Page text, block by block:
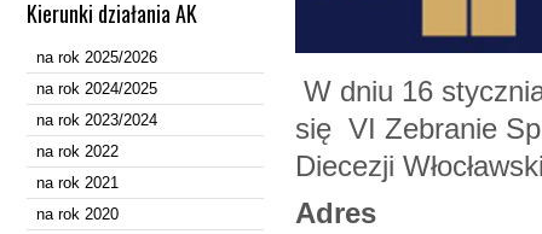
Kierunki działania AK
na rok 2025/2026
na rok 2024/2025
na rok 2023/2024
na rok 2022
na rok 2021
na rok 2020
W dniu 16
się VI Zebranie
Diecezji
Adres